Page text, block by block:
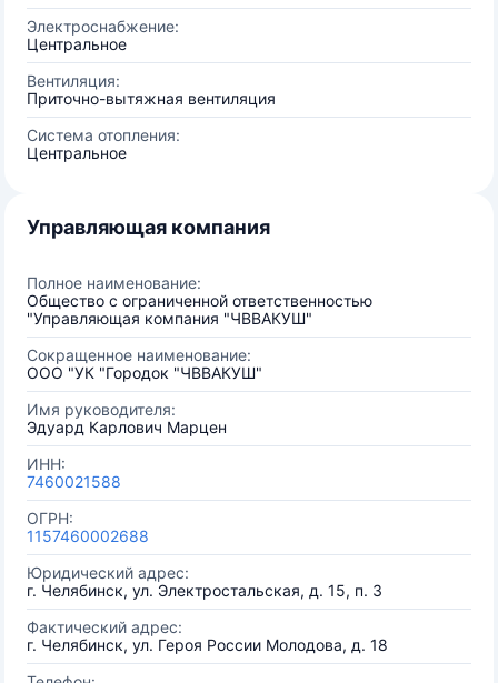
Электроснабжение:
Центральное
Вентиляция:
Приточно-вытяжная вентиляция
Система отопления:
Центральное
Управляющая компания
Полное наименование:
Общество с ограниченной ответственностью
"Управляющая компания "ЧВВАКУШ"
Сокращенное наименование:
ООО "УК "Городок "ЧВВАКУШ"
Имя руководителя:
Эдуард Карлович Марцен
ИНН:
7460021588
ОГРН:
1157460002688
Юридический адрес:
г. Челябинск, ул. Электростальская, д. 15, п. 3
Фактический адрес:
г. Челябинск, ул. Героя России Молодова, д. 18